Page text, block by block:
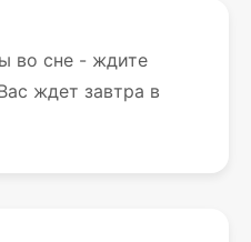
во сне - ждите
ждет завтра в